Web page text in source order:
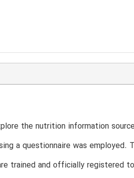
the nutrition information
a questionnaire was employed.
trained and officially registered